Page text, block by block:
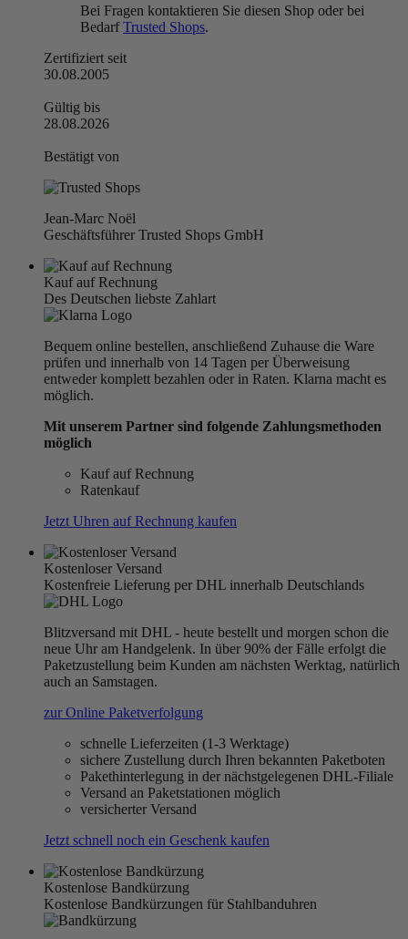
Bei Fragen kontaktieren Sie diesen Shop oder bei
BedarfTrusted Shops.
Zertifiziert seit
30.08.2005
Gültig bis
28.08.2026
Bestätigt von
Jean-Marc Noël
Geschäftsführer Trusted Shops GmbH
Kauf auf Rechnung
Des Deutschen liebste Zahlart
Bequem online bestellen, anschließend Zuhause die Ware
prüfen und innerhalb von 14 Tagen per Überweisung
entweder komplett bezahlen oder in Raten. Klarna macht es
möglich.
Mit unserem Partner sind folgende Zahlungsmethoden
möglich
Kauf auf Rechnung
Ratenkauf
Jetzt Uhren auf Rechnung kaufen
Kostenloser Versand
Kostenfreie Lieferung per DHL innerhalb Deutschlands
Blitzversand mit DHL - heute bestellt und morgen schon die
neue Uhr am Handgelenk. In über 90% der Fälle erfolgt die
Paketzustellung beim Kunden am nächsten Werktag, natürlich
auch an Samstagen.
zur Online Paketverfolgung
schnelle Lieferzeiten (1-3 Werktage)
sichere Zustellung durch Ihren bekannten Paketboten
Pakethinterlegung in der nächstgelegenen DHL-Filiale
Versand an Paketstationen möglich
versicherter Versand
Jetzt schnell noch ein Geschenk kaufen
Kostenlose Bandkürzung
Kostenlose Bandkürzungen für Stahlbanduhren